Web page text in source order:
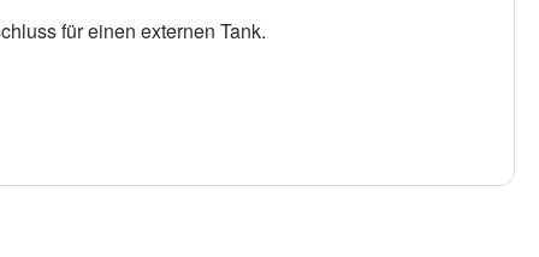
für einen externen Tank.